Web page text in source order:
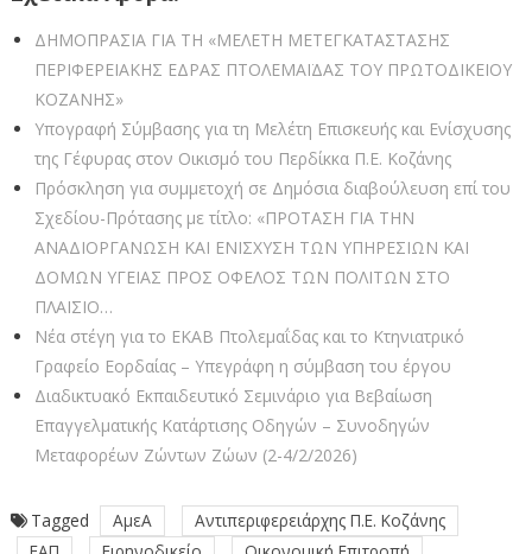
ΔΗΜΟΠΡΑΣΙΑ ΓΙΑ ΤΗ «ΜΕΛΕΤΗ ΜΕΤΕΓΚΑΤΑΣΤΑΣΗΣ
ΠΕΡΙΦΕΡΕΙΑΚΗΣ ΕΔΡΑΣ ΠΤΟΛΕΜΑΪΔΑΣ ΤΟΥ ΠΡΩΤΟΔΙΚΕΙΟΥ
ΚΟΖΑΝΗΣ»
Υπογραφή Σύμβασης για τη Μελέτη Επισκευής και Ενίσχυσης
της Γέφυρας στον Οικισμό του Περδίκκα Π.Ε. Κοζάνης
Πρόσκληση για συμμετοχή σε Δημόσια διαβούλευση επί του
Σχεδίου-Πρότασης με τίτλο: «ΠΡΟΤΑΣΗ ΓΙΑ ΤΗΝ
ΑΝΑΔΙΟΡΓΑΝΩΣΗ ΚΑΙ ΕΝΙΣΧΥΣΗ ΤΩΝ ΥΠΗΡΕΣΙΩΝ ΚΑΙ
ΔΟΜΩΝ ΥΓΕΙΑΣ ΠΡΟΣ ΟΦΕΛΟΣ ΤΩΝ ΠΟΛΙΤΩΝ ΣΤΟ
ΠΛΑΙΣΙΟ…
Νέα στέγη για το ΕΚΑΒ Πτολεμαΐδας και το Κτηνιατρικό
Γραφείο Εορδαίας – Υπεγράφη η σύμβαση του έργου
Διαδικτυακό Εκπαιδευτικό Σεμινάριο για Βεβαίωση
Επαγγελματικής Κατάρτισης Οδηγών – Συνοδηγών
Μεταφορέων Ζώντων Ζώων (2-4/2/2026)
Tagged ΑμεΑ
Αντιπεριφερειάρχης Π.Ε. Κοζάνης